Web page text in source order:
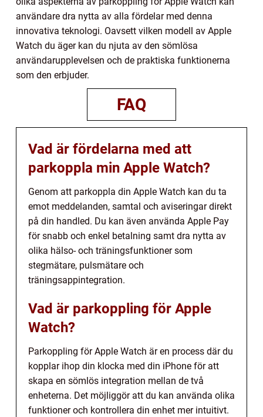
användare dra nytta av alla fördelar med denna
innovativa teknologi. Oavsett vilken modell av Apple
Watch du äger kan du njuta av den sömlösa
användarupplevelsen och de praktiska funktionerna
som den erbjuder.
FAQ
Vad är fördelarna med att
parkoppla min Apple Watch?
Genom att parkoppla din Apple Watch kan du ta
emot meddelanden, samtal och aviseringar direkt
på din handled. Du kan även använda Apple Pay
för snabb och enkel betalning samt dra nytta av
olika hälso- och träningsfunktioner som
stegmätare, pulsmätare och
träningsappintegration.
Vad är parkoppling för Apple
Watch?
Parkoppling för Apple Watch är en process där du
kopplar ihop din klocka med din iPhone för att
skapa en sömlös integration mellan de två
enheterna. Det möjliggör att du kan använda olika
funktioner och kontrollera din enhet mer intuitivt.